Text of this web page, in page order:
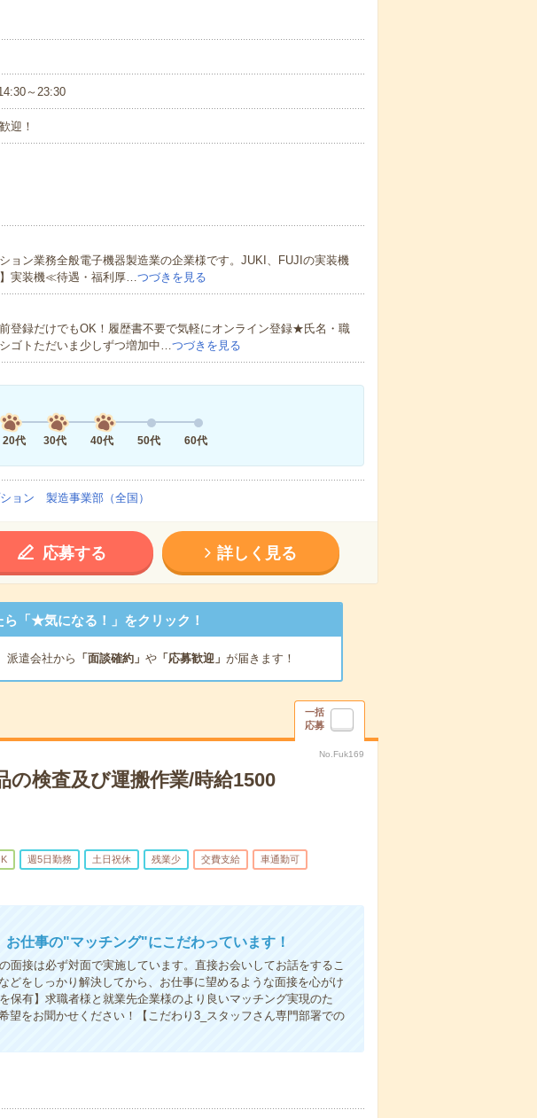
～23:30
迎！
ョン業務全般電子機器製造業の企業様です。JUKI、FUJIの実装機
実装機≪待遇・福利厚…つづきを見る
登録だけでもOK！履歴書不要で気軽にオンライン登録★氏名・職
ゴトただいま少しずつ増加中…つづきを見る
20代
30代 40代 50代 60代
ョン 製造事業部（全国）
応募する 詳しく見る
ら「★気になる！」をクリック！
派遣会社から 「面談確約」 や「応募歓迎」 が届きます！
一括
応募
No.Fuk169
検査及び運搬作業/時給1500
週5日勤務 土日祝休 残業少 交費支給 車通勤可
仕事の"マッチング"にこだわっています！
面接は必ず対面で実施しています。直接お会いしてお話をするこ
どをしっかり解決してから、お仕事に望めるような面接を心がけ
保有】求職者様と就業先企業様のより良いマッチング実現のた
望をお聞かせください！【こだわり3_スタッフさん専門部署での